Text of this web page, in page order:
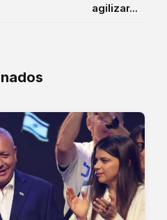
agilizar...